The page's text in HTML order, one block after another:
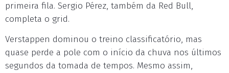
primeira fila. Sergio Pérez, também da Red Bull,
completa o grid.
Verstappen dominou o treino classificatório, mas
quase perde a pole com o início da chuva nos últimos
segundos da tomada de tempos. Mesmo assim,